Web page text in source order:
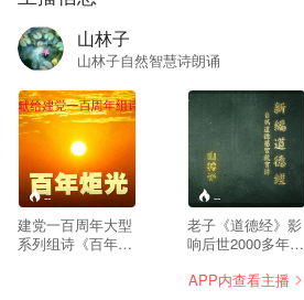
山林子
山林子自然智慧诗朗诵
--
建党一百周年大型
系列组诗《百年炬
--
老子《道德经》影
响后世2000多年，
2000多年，其中
APP内查看主播